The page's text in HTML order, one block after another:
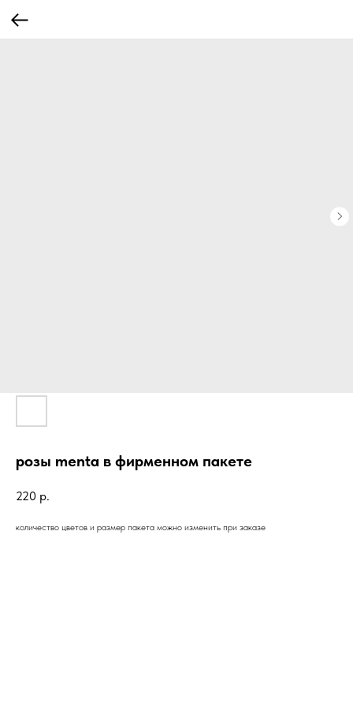
розы menta в фирменном пакете
220 р.
количество цветов и размер пакета можно изменить при заказе